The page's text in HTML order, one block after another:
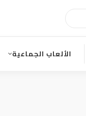
الألعاب الجماعية